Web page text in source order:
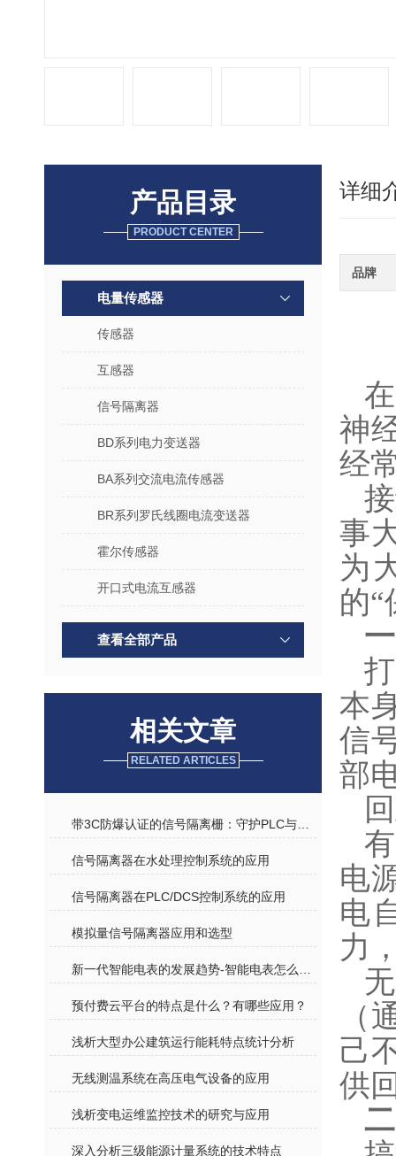
产品目录
PRODUCT CENTER
电量传感器
传感器
互感器
信号隔离器
BD系列电力变送器
BA系列交流电流传感器
BR系列罗氏线圈电流变送器
霍尔传感器
开口式电流互感器
查看全部产品
相关文章
RELATED ARTICLES
信号隔离器在水处理控制系统的应用
信号隔离器在PLC/DCS控制系统的应用
模拟量信号隔离器应用和选型
预付费云平台的特点是什么？有哪些应用？
浅析大型办公建筑运行能耗特点统计分析
无线测温系统在高压电气设备的应用
浅析变电运维监控技术的研究与应用
深入分析三级能源计量系统的技术特点
详细
品牌
神
经
事
为
的
本
信
部
电
电
力
（
己
供